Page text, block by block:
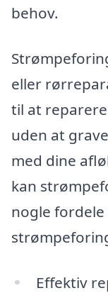
behov.
eller
til at
uden at
med dine
kan
nogle
Effektiv